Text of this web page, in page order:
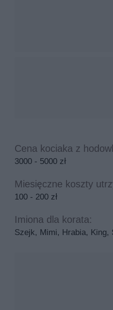
Cena kociaka z
3000 - 5000 zł
Miesięczne koszty
100 - 200 zł
Imiona dla korata:
Szejk, Mimi, Hrabia, King,